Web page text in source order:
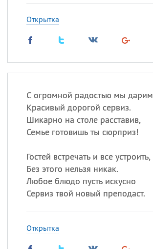
Открытка
С огромной радостью мы дарим
Красивый дорогой сервиз.
Шикарно на столе расставив,
Семье готовишь ты сюрприз!
Гостей встречать и все устроить,
Без этого нельзя никак.
Любое блюдо пусть искусно
Сервиз твой новый преподаст.
Открытка